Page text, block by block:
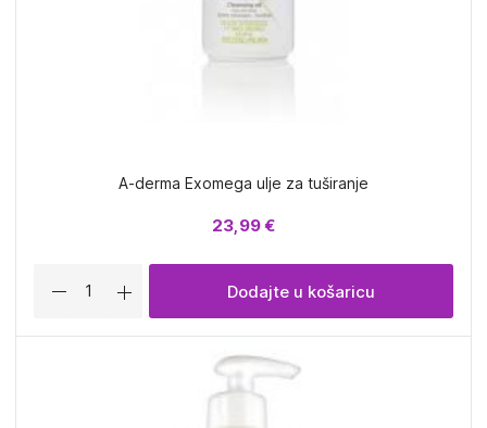
A-derma Exomega ulje za tuširanje
23,99 €
Dodajte u košaricu